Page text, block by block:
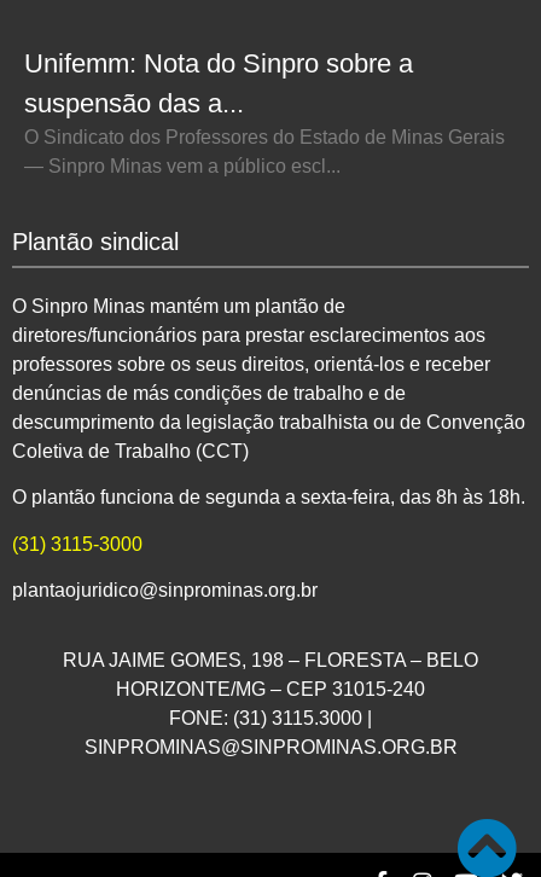
Unifemm: Nota do Sinpro sobre a
suspensão das a...
O Sindicato dos Professores do Estado de Minas Gerais
— Sinpro Minas vem a público escl...
Plantão sindical
O Sinpro Minas mantém um plantão de
diretores/funcionários para prestar esclarecimentos aos
professores sobre os seus direitos, orientá-los e receber
denúncias de más condições de trabalho e de
descumprimento da legislação trabalhista ou de Convenção
Coletiva de Trabalho (CCT)
O plantão funciona de segunda a sexta-feira, das 8h às 18h.
(31) 3115-3000
plantaojuridico@sinprominas.org.br
RUA JAIME GOMES, 198 – FLORESTA – BELO
HORIZONTE/MG – CEP 31015-240
FONE: (31) 3115.3000 |
SINPROMINAS@SINPROMINAS.ORG.BR